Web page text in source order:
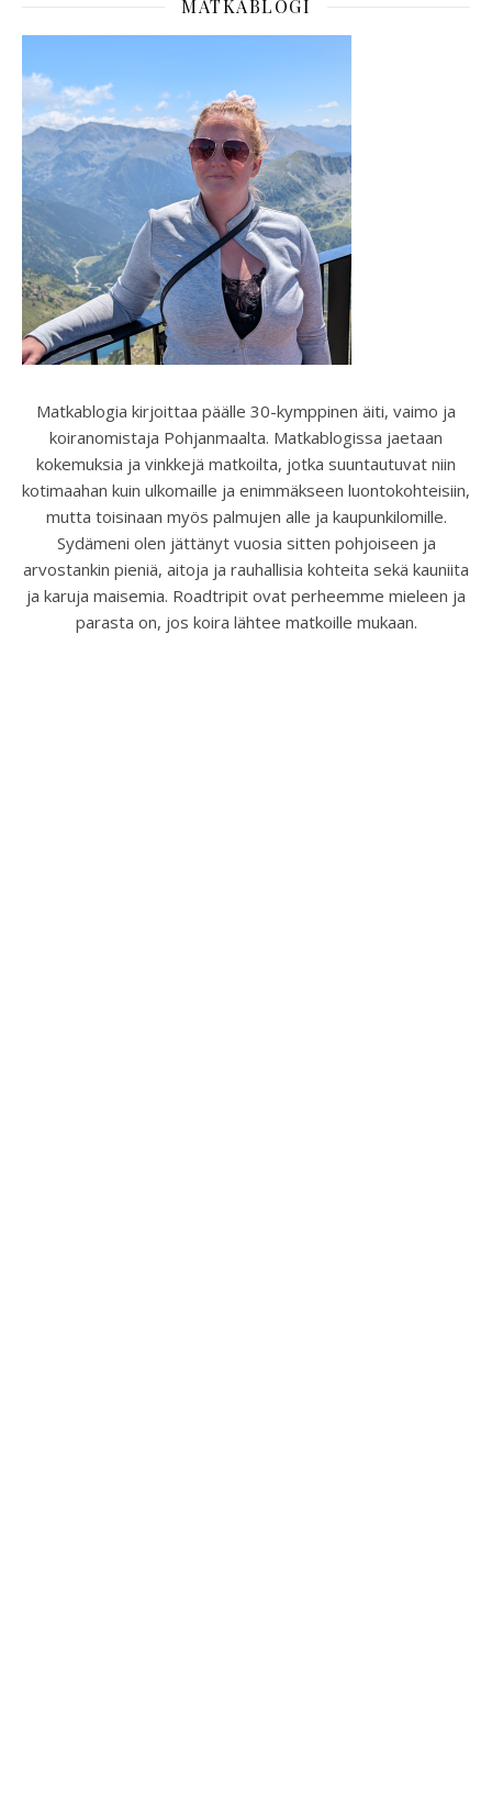
MATKABLOGI
Matkablogia kirjoittaa päälle 30-kymppinen äiti, vaimo ja
koiranomistaja Pohjanmaalta. Matkablogissa jaetaan
kokemuksia ja vinkkejä matkoilta, jotka suuntautuvat niin
kotimaahan kuin ulkomaille ja enimmäkseen luontokohteisiin,
mutta toisinaan myös palmujen alle ja kaupunkilomille.
Sydämeni olen jättänyt vuosia sitten pohjoiseen ja
arvostankin pieniä, aitoja ja rauhallisia kohteita sekä kauniita
ja karuja maisemia. Roadtripit ovat perheemme mieleen ja
parasta on, jos koira lähtee matkoille mukaan.